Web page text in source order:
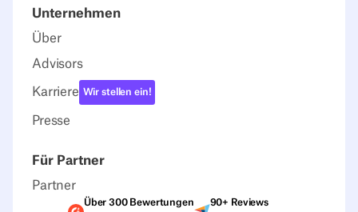
Unternehmen
Über
Advisors
Karriere Wir stellen ein!
Presse
Für Partner
Partner
G2-Bewertungen
Über 300 Bewertungen Capterra-
90+ Reviews